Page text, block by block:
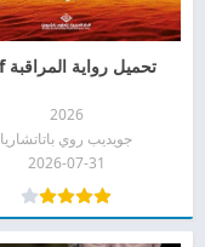
تحميل رواية المراقبة pdf
2026
جويديب روي باتاتشاريا
2026-07-31